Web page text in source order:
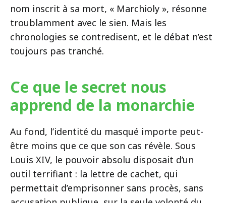
nom inscrit à sa mort, « Marchioly », résonne
troublamment avec le sien. Mais les
chronologies se contredisent, et le débat n’est
toujours pas tranché.
Ce que le secret nous
apprend de la monarchie
Au fond, l’identité du masqué importe peut-
être moins que ce que son cas révèle. Sous
Louis XIV, le pouvoir absolu disposait d’un
outil terrifiant : la lettre de cachet, qui
permettait d’emprisonner sans procès, sans